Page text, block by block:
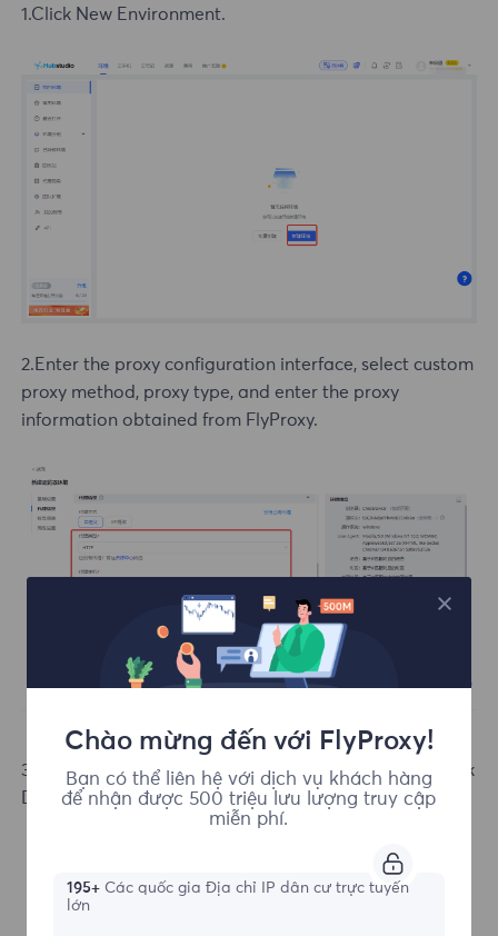
1.Click New Environment.
2.Enter the proxy configuration interface, select custom
proxy method, proxy type, and enter the proxy
information obtained from FlyProxy.
3.Click Check Proxy, confirm successful connection, click
Done, configuration success.
Chào mừng đến với FlyProxy!
Bạn có thể liên hệ với dịch vụ khách hàng
để nhận được 500 triệu lưu lượng truy cập
miễn phí.
195+Các quốc gia Địa chỉ IP dân cư trực tuyến
lớn